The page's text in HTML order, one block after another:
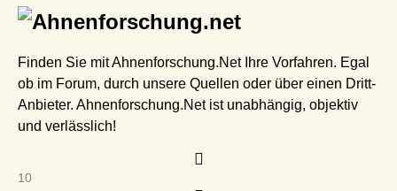
Finden Sie mit Ahnenforschung.Net Ihre Vorfahren. Egal
ob im Forum, durch unsere Quellen oder über einen Dritt-
Anbieter. Ahnenforschung.Net ist unabhängig, objektiv
und verlässlich!
10